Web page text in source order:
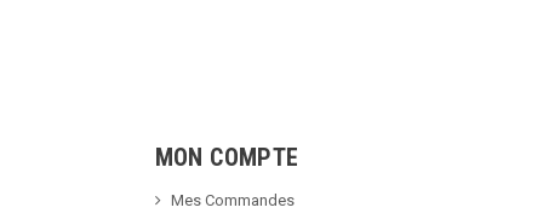
MON COMPTE
Mes Commandes